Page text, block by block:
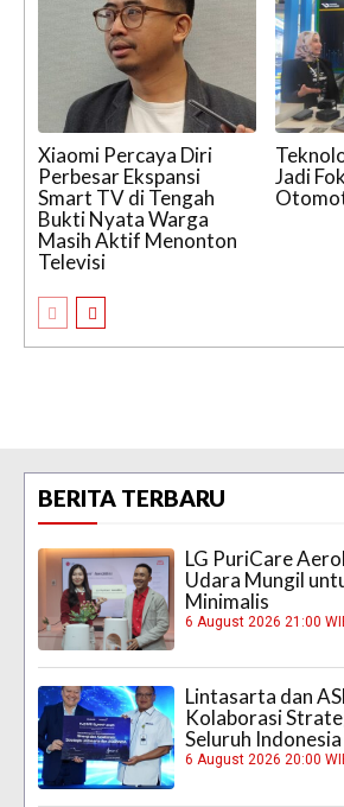
Xiaomi Percaya Diri
Perbesar Ekspansi
Smart TV di Tengah
Bukti Nyata Warga
Masih Aktif Menonton
Televisi
Jadi
BERITA TERBARU
LG PuriCare
Udara Mungil
Minimalis
6 August 2026 21:00
Lintasarta dan
Kolaborasi
Seluruh Indonesia
6 August 2026 20:00